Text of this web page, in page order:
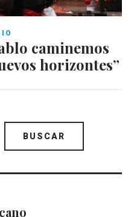
caminemos
horizontes”
BUSCAR